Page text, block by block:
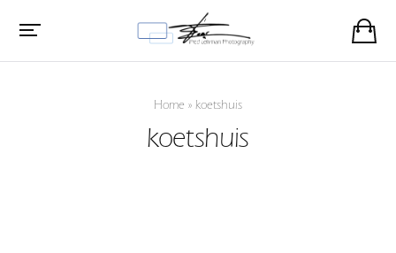
Home » koetshuis
koetshuis